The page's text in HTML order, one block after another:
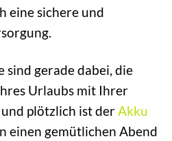
eine sichere und
sind gerade dabei, die
Urlaubs mit Ihrer
plötzlich ist derAkku
einen gemütlichen Abend